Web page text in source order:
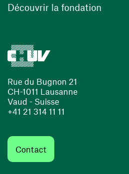
Rue du Bugnon 21
CH-1011 Lausanne
Vaud - Suisse
+41 21 314 11 11
Contact
Découvrir la fondation